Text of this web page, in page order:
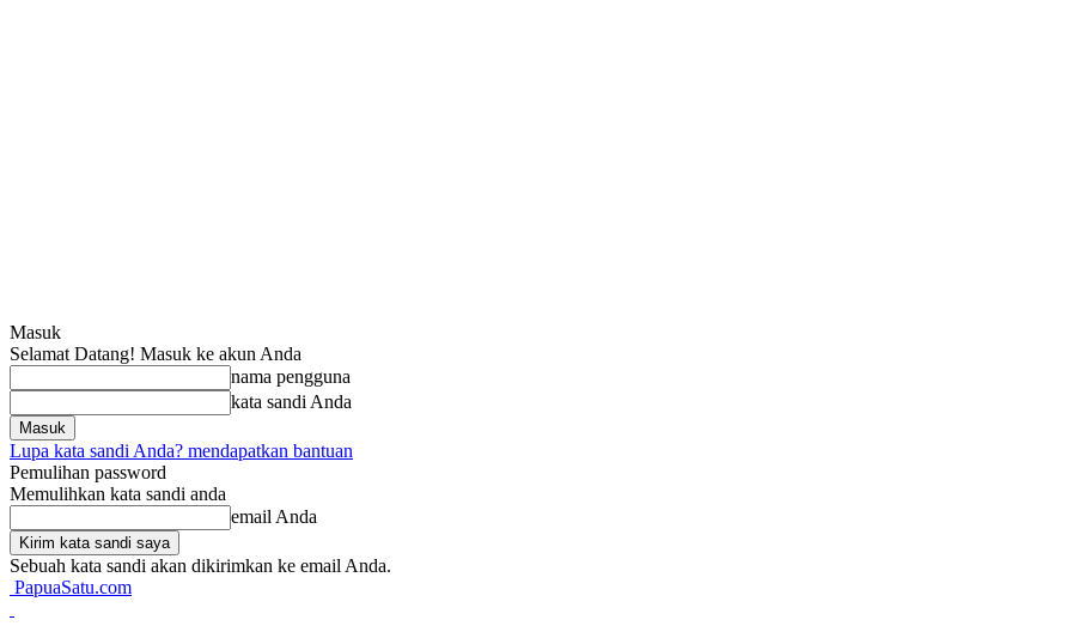
Masuk
Selamat Datang! Masuk ke akun Anda
nama pengguna
kata sandi Anda
Lupa kata sandi Anda? mendapatkan bantuan
Pemulihan password
Memulihkan kata sandi anda
email Anda
Sebuah kata sandi akan dikirimkan ke email Anda.
PapuaSatu.com